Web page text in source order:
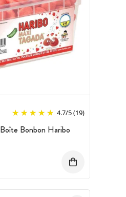
4.7/5(19)
Bonbon Haribo
: